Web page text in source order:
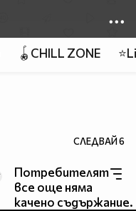
🪀CHILL ZONE
СЛЕДВАЙ6
Потребителят
все още няма
качено съдържание.